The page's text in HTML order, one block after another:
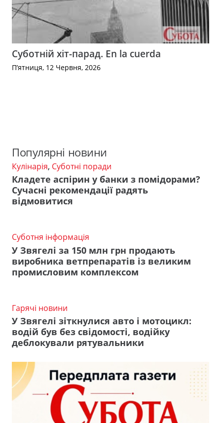
Суботній хіт-парад. En la cuerda
П’ятниця, 12 Червня, 2026
Популярні новини
Кулінарія, Суботні поради
Кладете аспірин у банки з помідорами?
Сучасні рекомендації радять
відмовитися
Суботня інформація
У Звягелі за 150 млн грн продають
виробника ветпрепаратів із великим
промисловим комплексом
Гарячі новини
У Звягелі зіткнулися авто і мотоцикл:
водій був без свідомості, водійку
деблокували рятувальники